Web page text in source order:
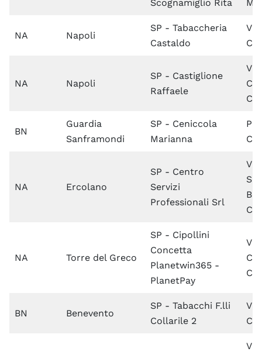
Scognamiglio Rita
NA Napoli
SP - Tabaccheria
Castaldo
NA Napoli
SP - Castiglione
Raffaele
Via
BN
Guardia
Sanframondi
SP - Ceniccola
Marianna
NA Ercolano
SP - Centro
Servizi
Professionali Srl
Via
NA Torre del Greco
SP - Cipollini
Concetta
Planetwin365 -
PlanetPay
Via
BN Benevento
SP - Tabacchi F.lli
Collarile 2
Via